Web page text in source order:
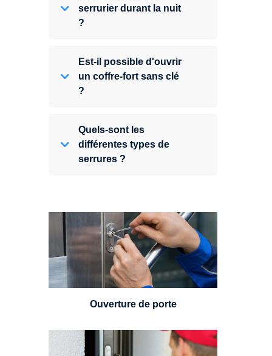
serrurier durant la nuit
?
Est-il possible d'ouvrir
un coffre-fort sans clé
?
Quels-sont les
différentes types de
serrures ?
Vous avez perdu vos clés ou la
porte s'est refermée derrière vous
? Un serrurier est disponible
24h/7.
Ouverture de porte
Un serrurier sera en mesure de